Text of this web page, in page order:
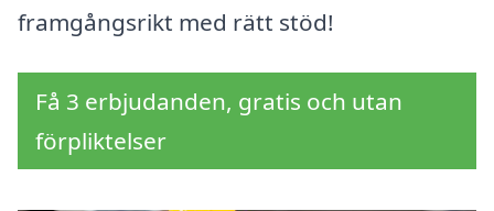
framgångsrikt med rätt stöd!
Få 3 erbjudanden, gratis och utan
förpliktelser